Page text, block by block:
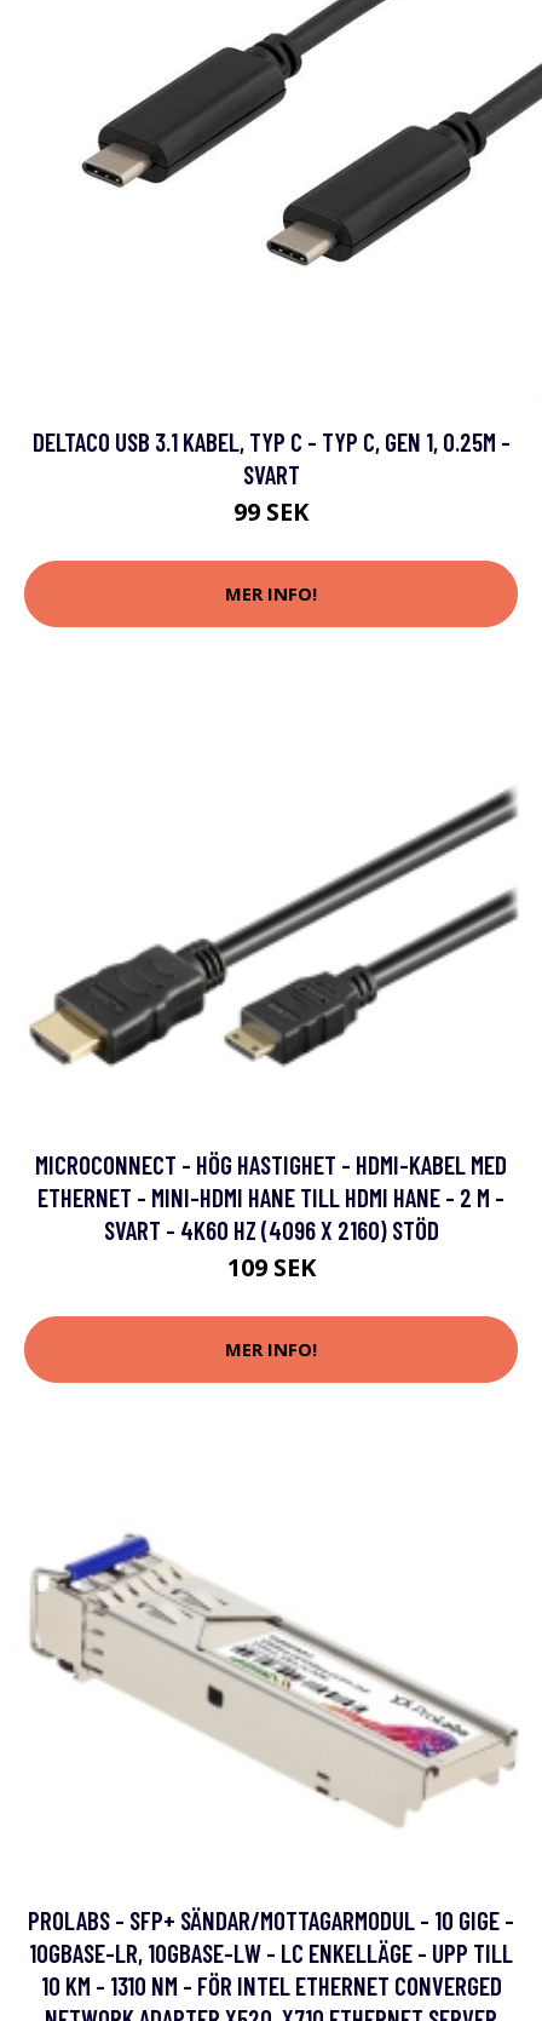
DELTACO USB 3.1 KABEL, TYP C - TYP C, GEN 1, 0.25M -
SVART
99 SEK
MER INFO!
MICROCONNECT - HÖG HASTIGHET - HDMI-KABEL MED
ETHERNET - MINI-HDMI HANE TILL HDMI HANE - 2 M -
SVART - 4K60 HZ (4096 X 2160) STÖD
109 SEK
MER INFO!
PROLABS - SFP+ SÄNDAR/MOTTAGARMODUL - 10 GIGE -
10GBASE-LR, 10GBASE-LW - LC ENKELLÄGE - UPP TILL
10 KM - 1310 NM - FÖR INTEL ETHERNET CONVERGED